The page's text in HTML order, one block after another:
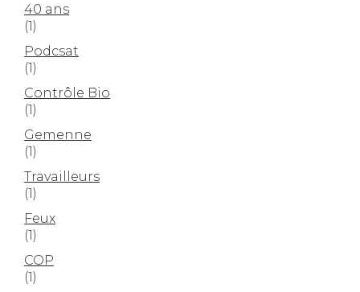
40 ans
(1)
Podcsat
(1)
Contrôle Bio
(1)
Gemenne
(1)
Travailleurs
(1)
Feux
(1)
COP
(1)